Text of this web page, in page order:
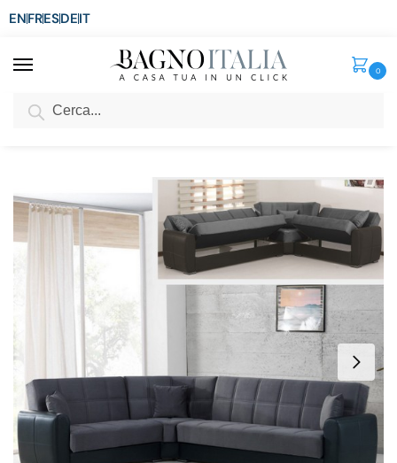
ENFRESDEIT
0
SCONTO del 3%